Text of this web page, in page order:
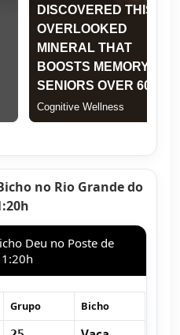
no Rio Grande do
Deu no Poste de
Grupo Bicho